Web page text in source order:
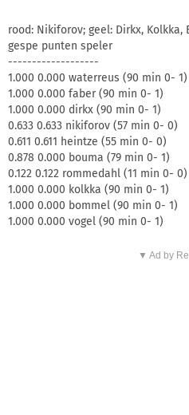
rood: Nikiforov; geel: Dirkx, Kolkka,
gespe punten speler
-------------------
1.000 0.000 waterreus (90 min 0- 1)
1.000 0.000 faber (90 min 0- 1)
1.000 0.000 dirkx (90 min 0- 1)
0.633 0.633 nikiforov (57 min 0- 0)
0.611 0.611 heintze (55 min 0- 0)
0.878 0.000 bouma (79 min 0- 1)
0.122 0.122 rommedahl (11 min 0- 0)
1.000 0.000 kolkka (90 min 0- 1)
1.000 0.000 bommel (90 min 0- 1)
1.000 0.000 vogel (90 min 0- 1)
▼ Ad by